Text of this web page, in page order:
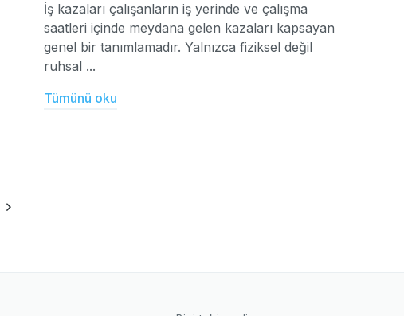
İş kazaları çalışanların iş yerinde ve çalışma
saatleri içinde meydana gelen kazaları kapsayan
genel bir tanımlamadır. Yalnızca fiziksel değil
ruhsal ...
Tümünü oku